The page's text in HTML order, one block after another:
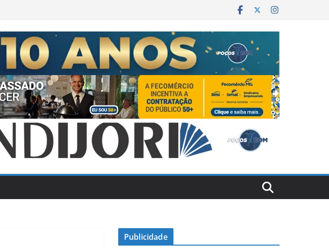
Publicidade